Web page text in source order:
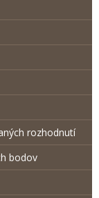
rozhodnutí
bodov